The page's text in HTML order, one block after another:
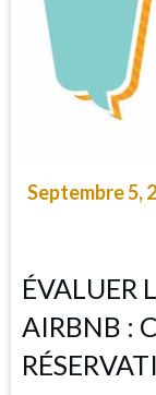
Septembre 5,
ÉVALUER
AIRBNB :